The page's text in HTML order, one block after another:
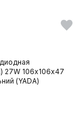
27W 106х106х47
(YADA)